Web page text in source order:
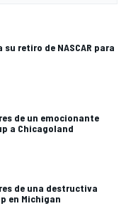
retiro de NASCAR para
de un emocionante
a Chicagoland
de una destructiva
en Michigan